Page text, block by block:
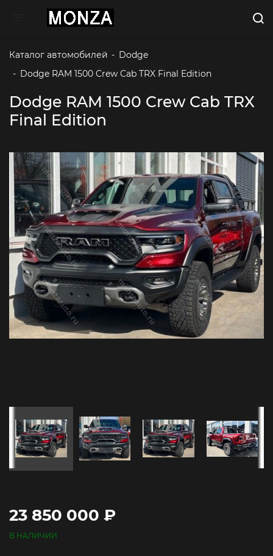
Toggle navigation
Каталог автомобилей - Dodge
- Dodge RAM 1500 Crew Cab TRX Final Edition
Dodge RAM 1500 Crew Cab TRX
Final Edition
23 850 000 ₽
В НАЛИЧИИ